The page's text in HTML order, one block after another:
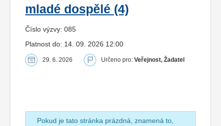
mladé dospělé (4)
Číslo výzvy: 085
Platnost do: 14. 09. 2026 12:00
29. 6. 2026 Určeno pro: Veřejnost, Žadatel
Pokud je tato stránka prázdná, znamená to,